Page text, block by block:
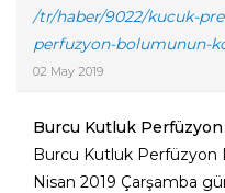
/tr/haber/9022/kucuk-
perfuzyon-bolumunun-
02 May 2019
Burcu Kutluk
Burcu Kutluk Perfüzyon
Nisan 2019 Çarşamba